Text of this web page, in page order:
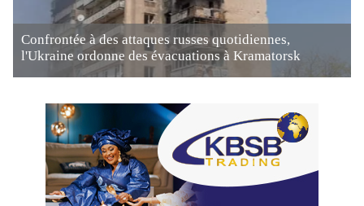
Confrontée à des attaques russes quotidiennes,
l'Ukraine ordonne des évacuations à Kramatorsk